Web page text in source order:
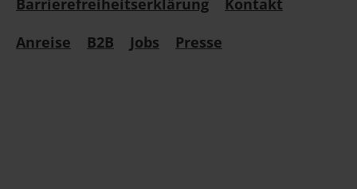
Barrierefreiheitserklärung
Kontakt
Anreise
B2B Jobs Presse